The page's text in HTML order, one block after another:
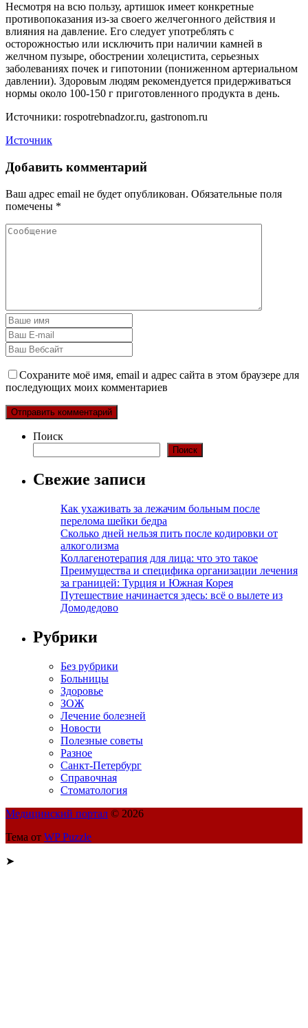
Несмотря на всю пользу, артишок имеет конкретные
противопоказания из-за своего желчегонного действия и
влияния на давление. Его следует употреблять с
осторожностью или исключить при наличии камней в
желчном пузыре, обострении холецистита, серьезных
заболеваниях почек и гипотонии (пониженном артериальном
давлении). Здоровым людям рекомендуется придерживаться
нормы около 100-150 г приготовленного продукта в день.
Источники: rospotrebnadzor.ru, gastronom.ru
Источник
Добавить комментарий
Ваш адрес email не будет опубликован. Обязательные поля
помечены *
Сохраните моё имя, email и адрес сайта в этом браузере для
последующих моих комментариев
Поиск
Поиск
Свежие записи
Как ухаживать за лежачим больным после
перелома шейки бедра
Сколько дней нельзя пить после кодировки от
алкоголизма
Коллагенотерапия для лица: что это такое
Преимущества и специфика организации лечения
за границей: Турция и Южная Корея
Путешествие начинается здесь: всё о вылете из
Домодедово
Рубрики
Без рубрики
Больницы
Здоровье
ЗОЖ
Лечение болезней
Новости
Полезные советы
Разное
Санкт-Петербург
Справочная
Стоматология
Медицинский портал © 2026
Тема от WP Puzzle
➤